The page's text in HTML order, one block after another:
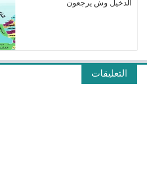
الدخيل وش يرجعون
التعليقات